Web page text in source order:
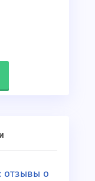
отзывы о